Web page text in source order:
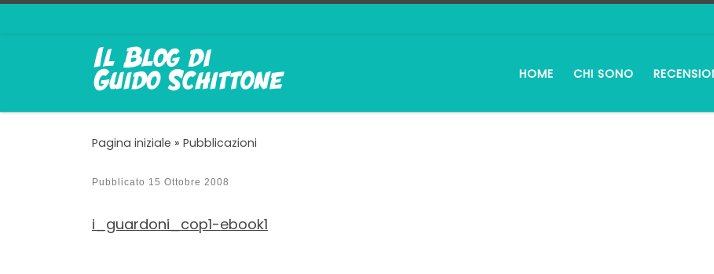
HOME CHI SONO
Pagina iniziale » Pubblicazioni
Pubblicato 15 Ottobre 2008
i_guardoni_cop1-ebook1